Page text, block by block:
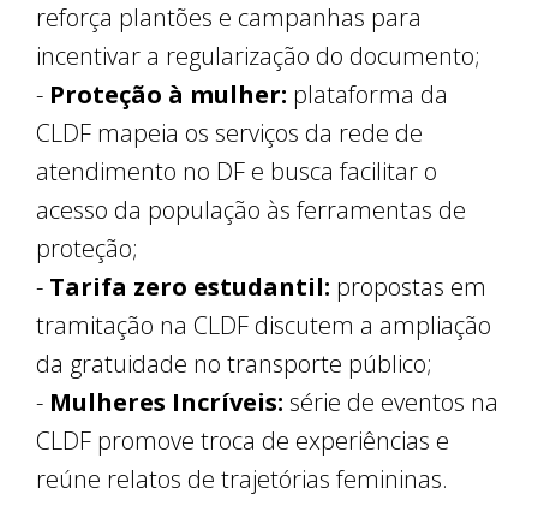
reforça plantões e campanhas para
incentivar a regularização do documento;
- Proteção à mulher: plataforma da
CLDF mapeia os serviços da rede de
atendimento no DF e busca facilitar o
acesso da população às ferramentas de
proteção;
- Tarifa zero estudantil: propostas em
tramitação na CLDF discutem a ampliação
da gratuidade no transporte público;
- Mulheres Incríveis: série de eventos na
CLDF promove troca de experiências e
reúne relatos de trajetórias femininas.